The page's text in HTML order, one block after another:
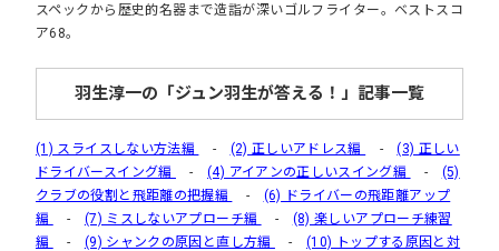
スペックから歴史的名器まで造詣が深いゴルフライター。ベストスコ
ア68。
羽生淳一の「ジュン羽生が答える！」記事一覧
(1) スライスしない方法編 - (2) 正しいアドレス編 -(3) 正しい
ドライバースイング編
-(4) アイアンの正しいスイング編 - (5)
クラブの役割と飛距離の把握編
- (6) ドライバーの飛距離アップ
編
- (7) ミスしないアプローチ編 - (8) 楽しいアプローチ練習
編
- (9) シャンクの原因と直し方編 -(10) トップする原因と対